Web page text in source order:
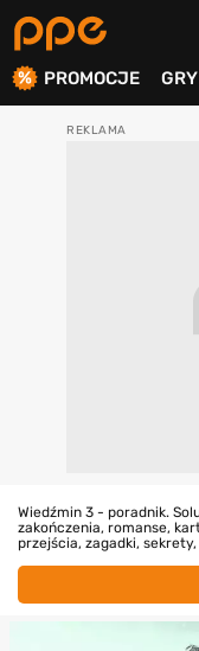
PROMOCJE GRY
Wiedźmin 3 - poradnik.
zakończenia, romanse,
przejścia, zagadki,